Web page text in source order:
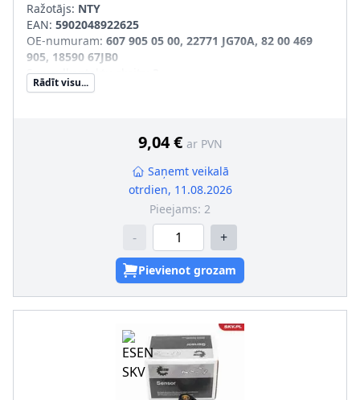
Ražotājs: NTY
EAN: 5902048922625
OE-numuram: 607 905 05 00, 22771 JG70A, 82 00 469
905, 18590 67JB0
Spraudkontaktu skaits
Spraudkontakta korpusa forma
Rādīt visu...
9,04 € ar PVN
Saņemt veikalā
otrdien, 11.08.2026
Pieejams: 2
- +
Pievienot grozam